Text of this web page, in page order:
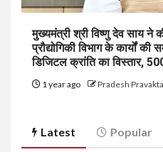
मुख्यमंत्री श्री विष्णु देव साय ने
प्रौद्योगिकी विभाग के कार्यों
डिजिटल क्रांति का विस्तार,
1 year ago Pradesh Pravakta
Latest Popular